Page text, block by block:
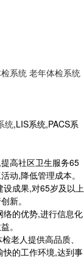
系统 老年体检系统
统,LIS系统,PACS系
高社区卫生服务65
动,降低管理成本。
成果,对65岁及以上
新。
的优势,进行信息化
。
人提供高品质、
的工作环境,达到事